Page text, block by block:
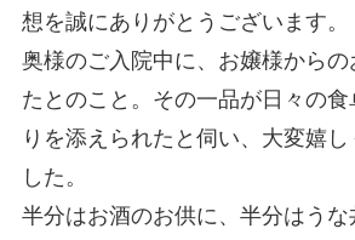
想を誠にありがとうございます。
奥様のご入院中に、お嬢様から
たとのこと。その一品が日々の
りを添えられたと伺い、大変嬉し
した。
半分はお酒のお供に、半分はう